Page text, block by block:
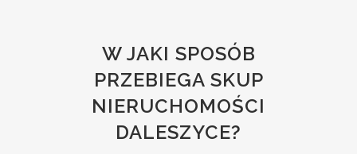
W JAKI SPOSÓB
PRZEBIEGA SKUP
NIERUCHOMOŚCI
DALESZYCE?